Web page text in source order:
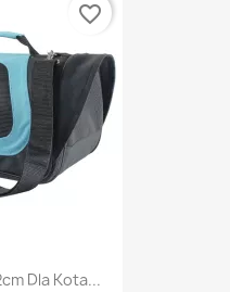
Dla Kota...
favorite_border